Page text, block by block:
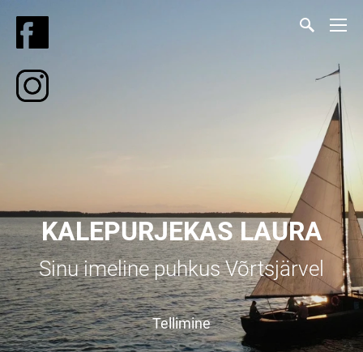
KALEPURJEKAS LAURA
Sinu imeline puhkus Võrtsjärvel
Tellimine